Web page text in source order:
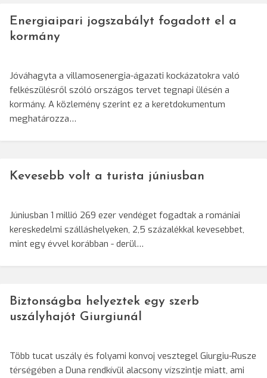
Energiaipari jogszabályt fogadott el a
kormány
Jóváhagyta a villamosenergia-ágazati kockázatokra való
felkészülésről szóló országos tervet tegnapi ülésén a
kormány. A közlemény szerint ez a keretdokumentum
meghatározza…
Kevesebb volt a turista júniusban
Júniusban 1 millió 269 ezer vendéget fogadtak a romániai
kereskedelmi szálláshelyeken, 2,5 százalékkal kevesebbet,
mint egy évvel korábban - derül…
Biztonságba helyeztek egy szerb
uszályhajót Giurgiunál
Több tucat uszály és folyami konvoj vesztegel Giurgiu-Rusze
térségében a Duna rendkívül alacsony vízszintje miatt, ami